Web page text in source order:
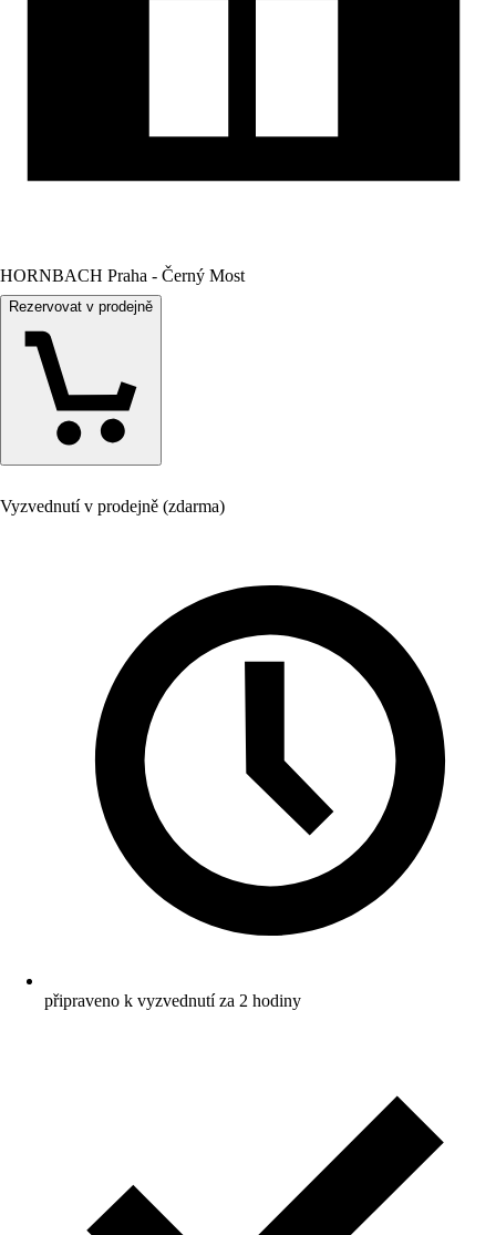
HORNBACH Praha - Černý Most
Rezervovat v prodejně
Vyzvednutí v prodejně (zdarma)
připraveno k vyzvednutí za 2 hodiny